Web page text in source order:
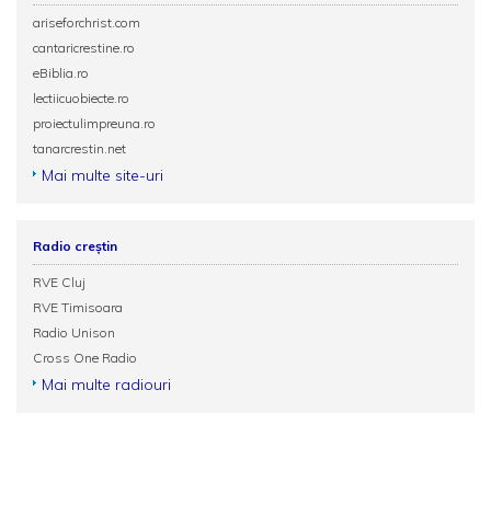
ariseforchrist.com
cantaricrestine.ro
eBiblia.ro
lectiicuobiecte.ro
proiectulimpreuna.ro
tanarcrestin.net
Mai multe site-uri
Radio creștin
RVE Cluj
RVE Timisoara
Radio Unison
Cross One Radio
Mai multe radiouri